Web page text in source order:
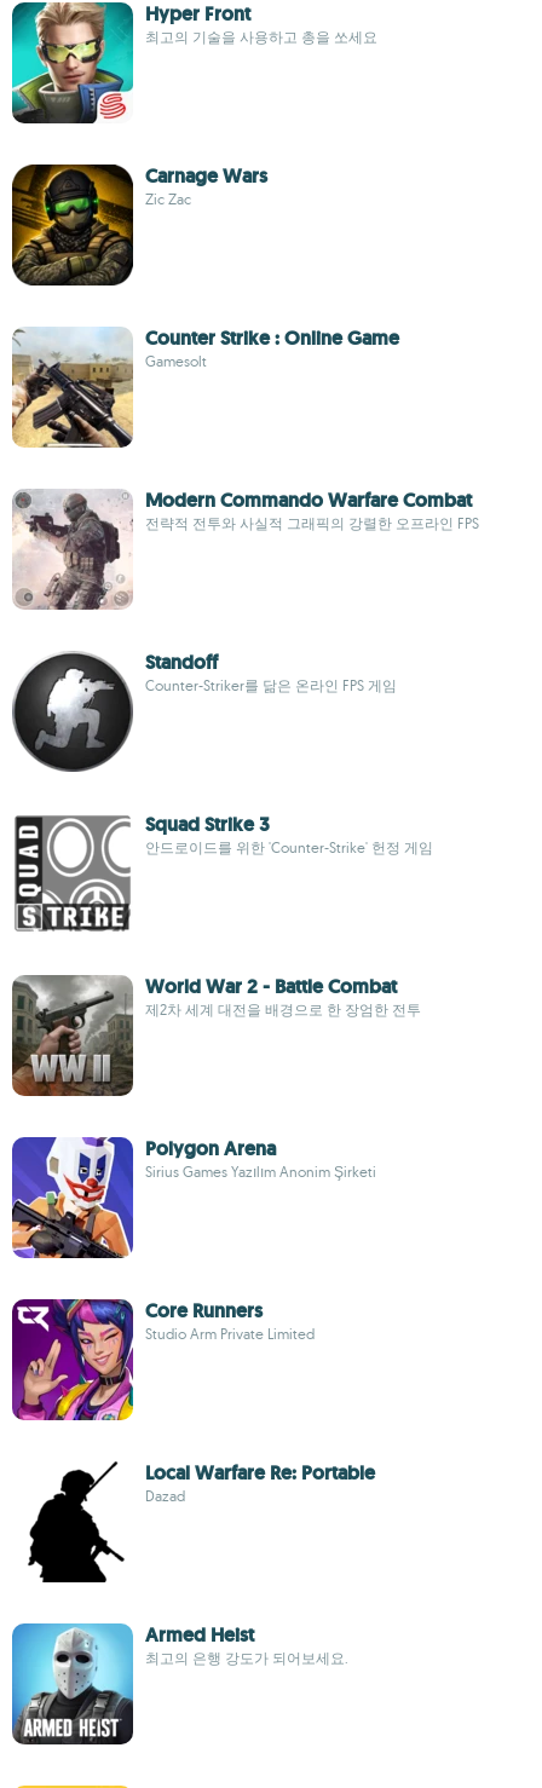
Hyper Front
최고의 기술을 사용하고 총을 쏘세요
Carnage Wars
Zic Zac
Counter Strike : Online Game
Gamesolt
Modern Commando Warfare Combat
전략적 전투와 사실적 그래픽의 강렬한 오프라인 FPS
Standoff
Counter-Striker를 닮은 온라인 FPS 게임
Squad Strike 3
안드로이드를 위한 'Counter-Strike' 헌정 게임
World War 2 - Battle Combat
제2차 세계 대전을 배경으로 한 장엄한 전투
Polygon Arena
Sirius Games Yazılım Anonim Şirketi
Core Runners
Studio Arm Private Limited
Local Warfare Re: Portable
Dazad
Armed Heist
최고의 은행 강도가 되어보세요.